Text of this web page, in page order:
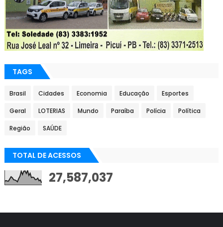
TAGS
Brasil Cidades Economia Educação Esportes
Geral LOTERIAS Mundo Paraíba Polícia Política
Região SAÚDE
TOTAL DE ACESSOS
27,587,037